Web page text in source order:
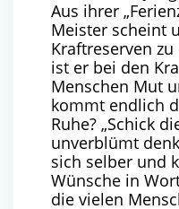
Aus ihrer
Meister scheint
Kraftreserven
ist er bei den
Menschen Mut
kommt endlich
Ruhe? „Schick
unverblümt
sich selber und
Wünsche in
die vielen